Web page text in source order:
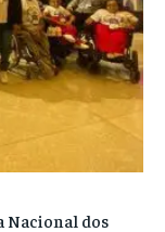
Nacional dos